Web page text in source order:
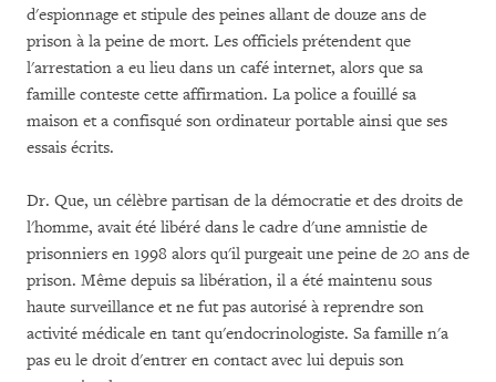
d'espionnage et stipule des peines allant de douze ans de
prison à la peine de mort. Les officiels prétendent que
l'arrestation a eu lieu dans un café internet, alors que sa
famille conteste cette affirmation. La police a fouillé sa
maison et a confisqué son ordinateur portable ainsi que ses
essais écrits.
Dr. Que, un célèbre partisan de la démocratie et des droits de
l'homme, avait été libéré dans le cadre d'une amnistie de
prisonniers en 1998 alors qu'il purgeait une peine de 20 ans de
prison. Même depuis sa libération, il a été maintenu sous
haute surveillance et ne fut pas autorisé à reprendre son
activité médicale en tant qu'endocrinologiste. Sa famille n'a
pas eu le droit d'entrer en contact avec lui depuis son